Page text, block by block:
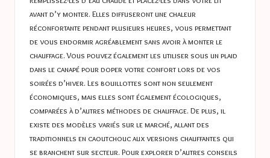
avant d’y monter. Elles diffuseront une chaleur
réconfortante pendant plusieurs heures, vous permettant
de vous endormir agréablement sans avoir à monter le
chauffage. Vous pouvez également les utiliser sous un plaid
dans le canapé pour doper votre confort lors de vos
soirées d’hiver. Les bouillottes sont non seulement
économiques, mais elles sont également écologiques,
comparées à d’autres méthodes de chauffage. De plus, il
existe des modèles variés sur le marché, allant des
traditionnels en caoutchouc aux versions chauffantes qui
se branchent sur secteur. Pour explorer d’autres conseils